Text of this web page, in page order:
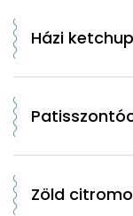
Házi
Zöld